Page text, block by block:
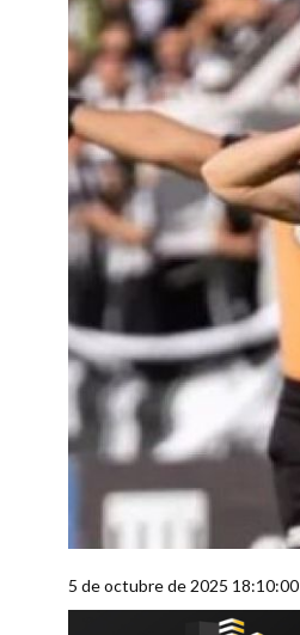
5 de octubre de 2025 18:10:00